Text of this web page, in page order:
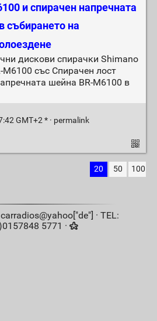
и спирачен напречната
събирането на
дискови спирачки Shimano
M6100 със Спирачен лост
шейна BR-M6100 в
GMT+2 * · permalink
20 50 100
· TEL:
5771 ·